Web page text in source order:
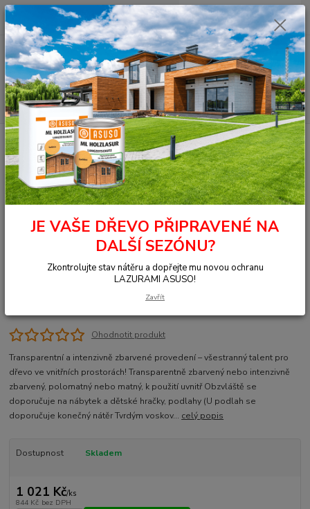
Menu
Hledat
+420 377 441 961 0ks
za 0,00 Kč
Úvod OSMO - přírodní oleje Na dřevo uvnitř
Nábytek, stěna, strop
Dekorační vosk - Transparentní
3101 Dekorační vosk transparentní
bezbarvý 0,75 l
3101 Dekorační vosk
transparentní bezbarvý 0,75 l
Ohodnotit produkt
Transparentní a intenzivně zbarvené provedení – všestranný talent pro
dřevo ve vnitřních prostorách! Transparentně zbarvený nebo intenzivně
zbarvený, polomatný nebo matný, k použití uvnitř Obzvláště se
doporučuje na nábytek a dětské hračky, podlahy (U podlah se
doporučuje konečný nátěr Tvrdým voskov... celý popis
Dostupnost Skladem
1 021 Kč/ks
844 Kč bez DPH
JE VAŠE DŘEVO PŘIPRAVENÉ NA
DALŠÍ SEZÓNU?
Zkontrolujte stav nátěru a dopřejte mu novou ochranu
LAZURAMI ASUSO!
Zavřít